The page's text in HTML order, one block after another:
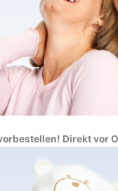
Direkt vor